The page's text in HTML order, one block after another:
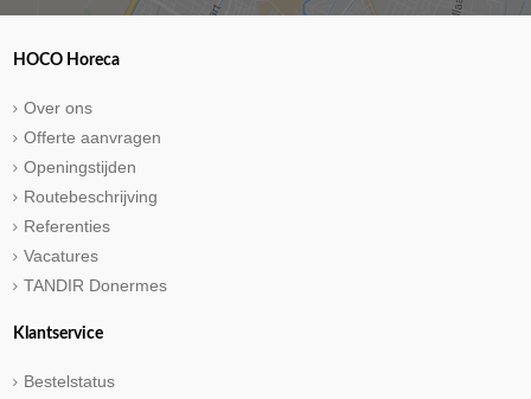
HOCO Horeca
Over ons
Offerte aanvragen
Openingstijden
Routebeschrijving
Referenties
Vacatures
TANDIR Donermes
Klantservice
Bestelstatus